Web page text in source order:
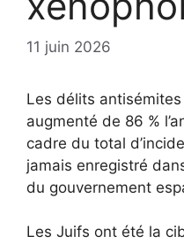
11 juin 2026
Les délits
augmenté de 86 %
cadre du total
jamais enregistré
du gouvernement
Les Juifs ont été la